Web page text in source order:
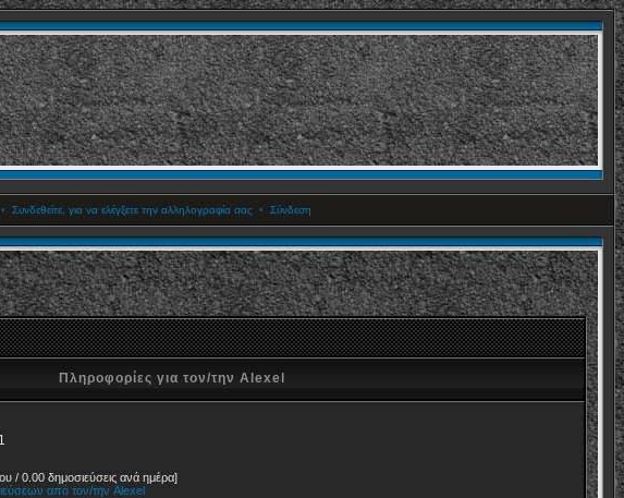
Συνδεθείτε, για να ελέγξετε την αλληλογραφία σας • Σύνδεση
Πληροφορίες για τον/την Alexel
/ 0.00 δημοσιεύσεις ανά ημέρα]
από τον/την Alexel